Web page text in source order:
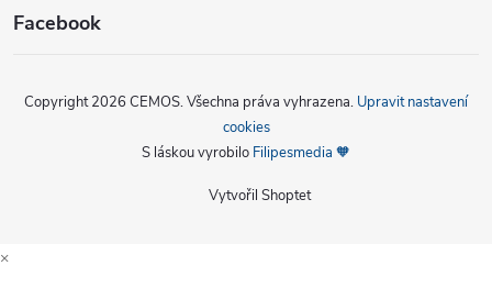
Facebook
Vytvořil Shoptet
Copyright 2026 CEMOS. Všechna práva vyhrazena. Upravit nastavení
cookies
S láskou vyrobilo Filipesmedia 🧡
×